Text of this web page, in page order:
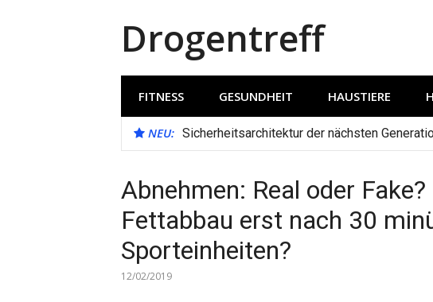
Drogentreff
FITNESS GESUNDHEIT HAUSTIERE
NEU: Sicherheitsarchitektur der nächsten
Abnehmen: Real oder
Fettabbau erst nach 30
Sporteinheiten?
12/02/2019